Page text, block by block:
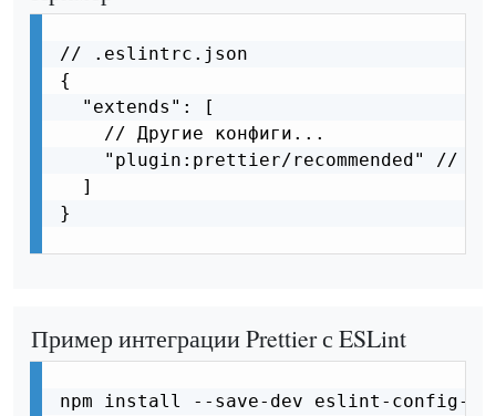
// .eslintrc.json
{
  "extends": [
    // Другие конфиги...
"plugin:prettier/recommended" //
  ]
}
Пример интеграции Prettier с ESLint
npm install --save-dev eslint-config-